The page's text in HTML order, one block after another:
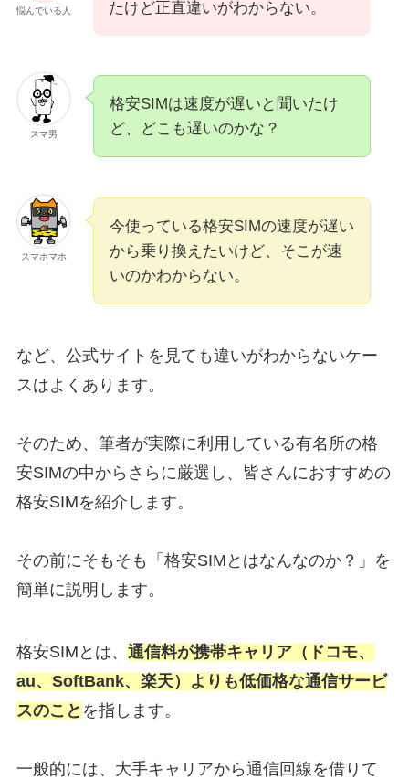
悩んでいる人
たけど正直違いがわからない。
スマ男
格安SIMは速度が遅いと聞いたけ
ど、どこも遅いのかな？
スマホマホ
今使っている格安SIMの速度が遅い
から乗り換えたいけど、そこが速
いのかわからない。
など、公式サイトを見ても違いがわからないケー
スはよくあります。
そのため、筆者が実際に利用している有名所の格
安SIMの中からさらに厳選し、皆さんにおすすめの
格安SIMを紹介します。
その前にそもそも「格安SIMとはなんなのか？」を
簡単に説明します。
格安SIMとは、 通信料が携帯キャリア（ドコモ、
au、SoftBank、楽天）よりも低価格な通信サービ
スのこと を指します。
一般的には、大手キャリアから通信回線を借りて